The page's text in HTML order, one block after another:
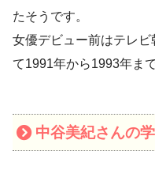
たそうです。
女優デビュー前はテレ
て1991年から1993年ま
中谷美紀さんの